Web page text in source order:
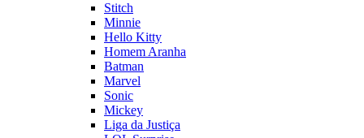
Stitch
Minnie
Hello Kitty
Homem Aranha
Batman
Marvel
Sonic
Mickey
Liga da Justiça